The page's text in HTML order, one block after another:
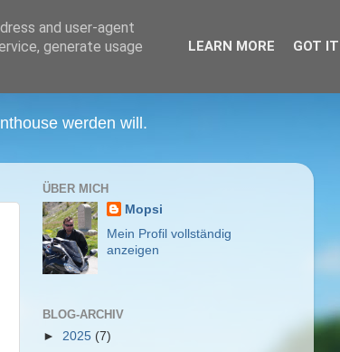
werden will.
ÜBER MICH
Mopsi
Mein Profil vollständig
anzeigen
BLOG-ARCHIV
► 2025 (7)
and user-agent
generate usage
LEARN MORE GOT IT